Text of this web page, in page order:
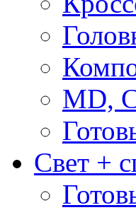
MD,
Свет +